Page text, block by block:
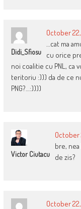
Didi_Sfiosu
October 22,
…cat ma
cu orice
noi coalitie cu PNL, ca
teritoriu :))) da de ce
PNG?…:))))
Victor Ciutacu
October
bre,
de zis?
October